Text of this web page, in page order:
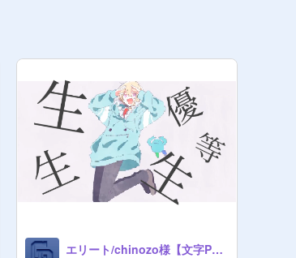
エリート/chinozo様【文字PV】